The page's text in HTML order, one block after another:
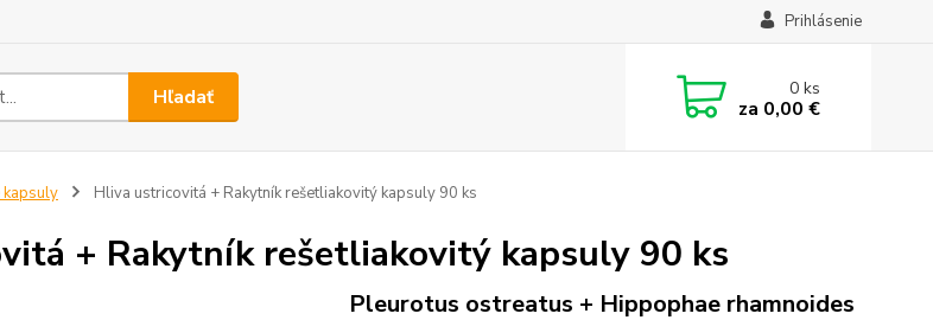
Prihlásenie
Hľadať 0ks
za 0,00 €
Hliva ustricovitá + Rakytník rešetliakovitý kapsuly 90 ks
+ Rakytník rešetliakovitý kapsuly 90 ks
Pleurotus ostreatus + Hippophae rhamnoides